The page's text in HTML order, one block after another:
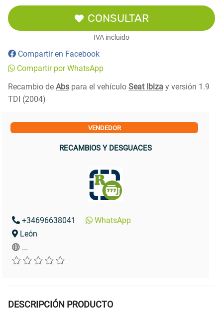
CONSULTAR
IVA incluido
Compartir en Facebook
Compartir por WhatsApp
Recambio de Abs para el vehículo Seat Ibiza y versión 1.9
TDI (2004)
VENDEDOR
RECAMBIOS Y DESGUACES
+34696638041
WhatsApp
León
...
DESCRIPCIÓN PRODUCTO